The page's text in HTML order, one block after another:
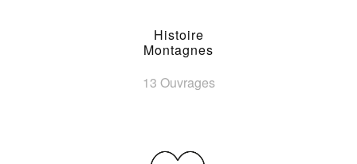
Histoire
Montagnes
13 Ouvrages